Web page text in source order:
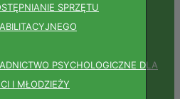
SPRZĘTU
PSYCHOLOGICZNE DLA
I MŁODZIEŻY